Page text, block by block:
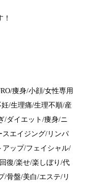
痩身/小顔/女性専用
/生理痛/生理不順/産
/ダイエット/痩身/ニ
エイジング/リンパ
アップ/フェイシャル/
復/楽せ/楽しぼり/代
/骨盤/美白/エステ/リ